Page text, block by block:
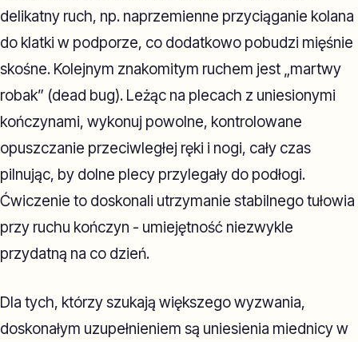
delikatny ruch, np. naprzemienne przyciąganie kolana
do klatki w podporze, co dodatkowo pobudzi mięśnie
skośne. Kolejnym znakomitym ruchem jest „martwy
robak” (dead bug). Leżąc na plecach z uniesionymi
kończynami, wykonuj powolne, kontrolowane
opuszczanie przeciwległej ręki i nogi, cały czas
pilnując, by dolne plecy przylegały do podłogi.
Ćwiczenie to doskonali utrzymanie stabilnego tułowia
przy ruchu kończyn - umiejętność niezwykle
przydatną na co dzień.
Dla tych, którzy szukają większego wyzwania,
doskonałym uzupełnieniem są uniesienia miednicy w